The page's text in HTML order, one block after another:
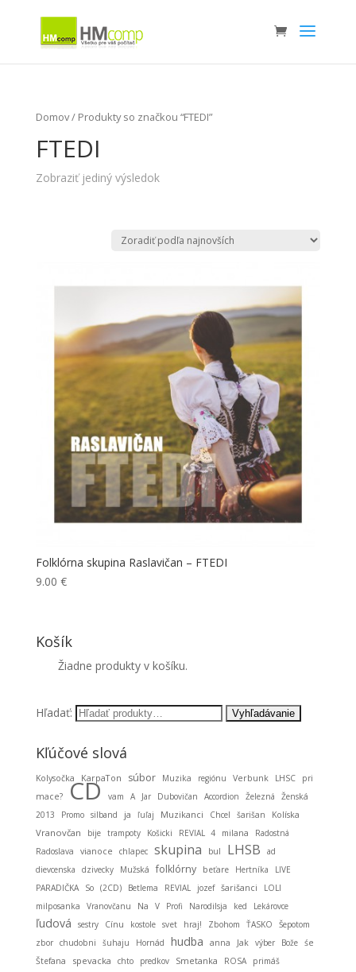
Domov/ Produkty so značkou “FTEDI”
FTEDI
Zobraziť jediný výsledok
Folklórna skupina Raslavičan – FTEDI
9.00 €
Košík
Žiadne produkty v košíku.
Hľadať:
Kľúčové slová
Kolysočka KarpaTon súbor Muzika regiónu Verbunk LHSC
pri
mace? CD vam A Jar Dubovičan Accordion Železná
Ženská
2013
Promo silband ja ľuľaj Muzikanci Chcel šarišan Kolíska
Vranovčan bije trampoty Košicki REVIAL 4 milana
Radostná
Radoslava
vianoce chlapec skupina bul LHSB
ad
dievcenska
dzivecky Mužská folklórny beťare Hertníka
LIVE
PARADIČKA
So (2CD) Betlema REVIAL jozef šarišanci
LOLI
milposanka
Vranovčanu Na V Profi Narodilsja ked Lekárovce
ľudová sestry Cínu kostole svet hraj! Zbohom ŤASKO
Šepotom
zbor chudobni šuhaju Hornád hudba anna Jak výber Bože śe
Štefana
spevacka chto predkov Smetanka ROSA
primáš